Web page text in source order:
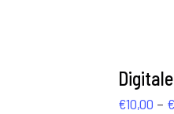
€10,00 –